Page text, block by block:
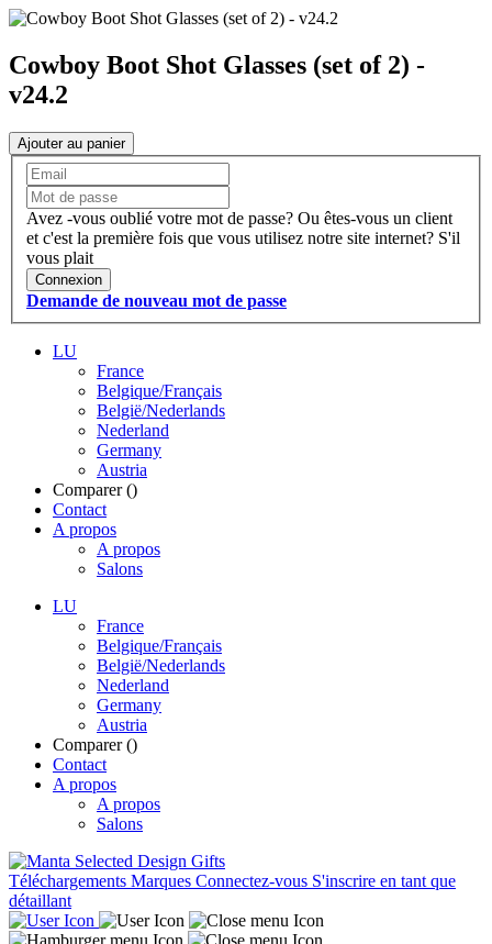
Cowboy Boot Shot Glasses (set of 2) -
v24.2
Ajouter au panier
Avez -vous oublié votre mot de passe? Ou êtes-vous un client
et c'est la première fois que vous utilisez notre site internet? S'il
vous plait
Connexion
Demande de nouveau mot de passe
LU
France
Belgique/Français
België/Nederlands
Nederland
Germany
Austria
Comparer ()
Contact
A propos
A propos
Salons
LU
France
Belgique/Français
België/Nederlands
Nederland
Germany
Austria
Comparer ()
Contact
A propos
A propos
Salons
Téléchargements Marques Connectez-vous S'inscrire en tant que
détaillant